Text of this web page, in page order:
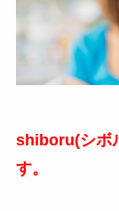
shiboru(シボ
す。